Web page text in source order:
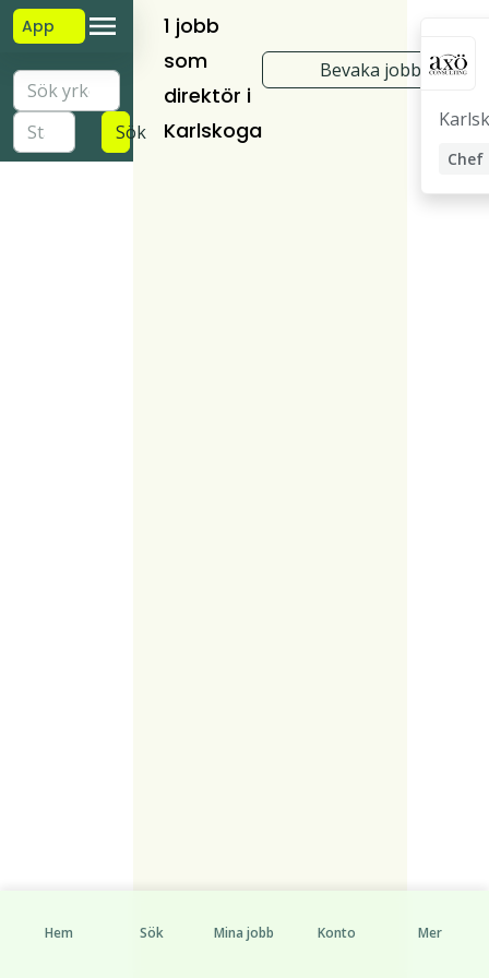
App
Sök
1 jobb
som
direktör i
Karlskoga
Bevaka jobb
Chef
Hem Sök Mina jobb Konto Mer